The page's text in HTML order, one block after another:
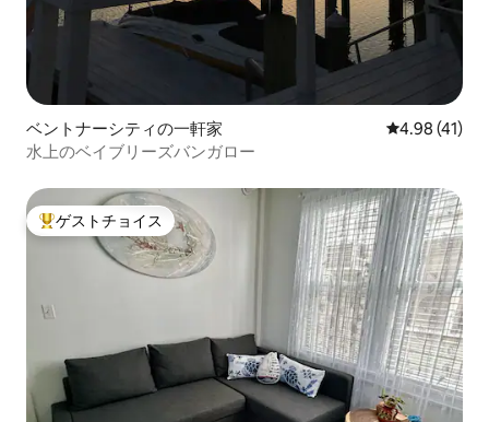
ベントナーシティの一軒家 レビュー41
4.98 (41)
水上のベイブリーズバンガロー
大好評のゲストチョイスです。
ゲストチョイス